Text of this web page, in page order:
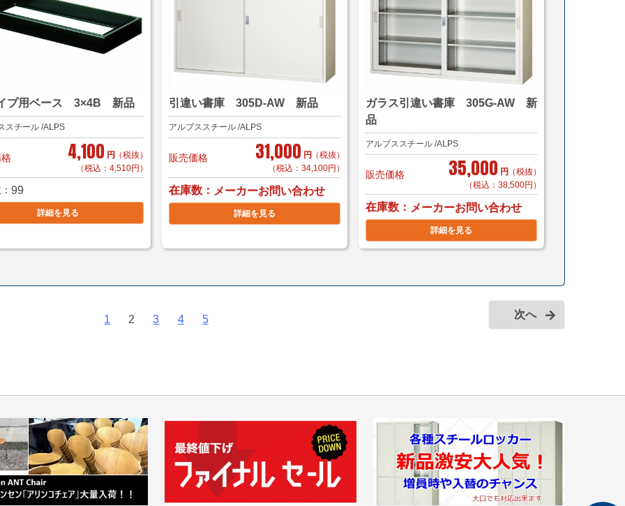
プ用ベース 3×4B 新品
スチール /ALPS
4,100 円 （税抜）
（税込：4,510円）
99
詳細を見る
引違い書庫 305D-AW 新品
アルプススチール /ALPS
販売価格 31,000 円 （税抜）
（税込：34,100円）
在庫数 メーカーお問い合わせ
詳細を見る
ガラス引違い書庫 305G-AW 新
品
アルプススチール /ALPS
販売価格 35,000 円 （税抜）
（税込：38,500円）
在庫数 メーカーお問い合わせ
詳細を見る
1 2 3 4 5 次へ